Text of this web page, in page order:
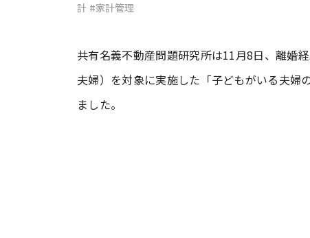
#渡邊大地の令和的ワーパパ道 #ベビ
計 #家計管理
共有名義不動産問題研究所は11月8日、離婚
夫婦）を対象に実施した「子どもがいる夫婦
ました。